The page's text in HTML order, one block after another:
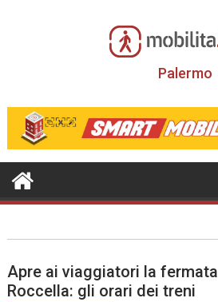
Palermo
Apre ai viaggiatori la fermata
Roccella: gli orari dei treni